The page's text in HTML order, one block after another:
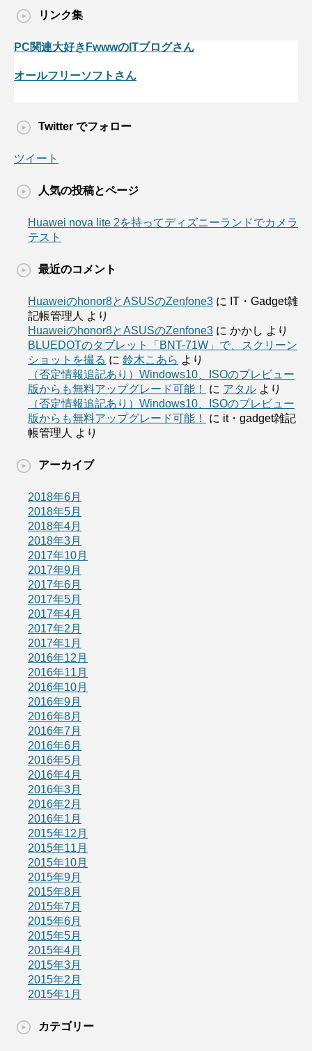
リンク集
PC関連大好きFwwwのITブログさん
オールフリーソフトさん
Twitter でフォロー
ツイート
人気の投稿とページ
Huawei nova lite 2を持ってディズニーランドでカメラ
テスト
最近のコメント
Huaweiのhonor8とASUSのZenfone3 に IT・Gadget雑
記帳管理人 より
Huaweiのhonor8とASUSのZenfone3 に かかし より
BLUEDOTのタブレット「BNT-71W」で、スクリーン
ショットを撮る に 鈴木こあら より
（否定情報追記あり）Windows10、ISOのプレビュー
版からも無料アップグレード可能！
に アタル より
（否定情報追記あり）Windows10、ISOのプレビュー
版からも無料アップグレード可能！
に it・gadget雑記
帳管理人 より
アーカイブ
2018年6月
2018年5月
2018年4月
2018年3月
2017年10月
2017年9月
2017年6月
2017年5月
2017年4月
2017年2月
2017年1月
2016年12月
2016年11月
2016年10月
2016年9月
2016年8月
2016年7月
2016年6月
2016年5月
2016年4月
2016年3月
2016年2月
2016年1月
2015年12月
2015年11月
2015年10月
2015年9月
2015年8月
2015年7月
2015年6月
2015年5月
2015年4月
2015年3月
2015年2月
2015年1月
カテゴリー